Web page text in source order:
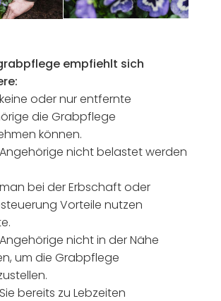
empfiehlt sich
oder nur entfernte
die Grabpflege
können.
nicht belastet werden
bei der Erbschaft oder
Vorteile nutzen
nicht in der Nähe
um die Grabpflege
bereits zu Lebzeiten